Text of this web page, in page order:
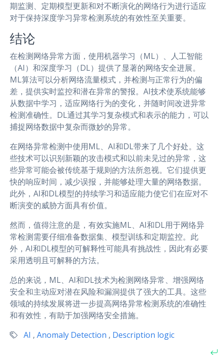
期监测、定期模型更新和对不断演化的网络行为进行适应
对于保持深度学习异常检测系统的有效性至关重要。
结论
在检测网络异常方面，使用机器学习（ML）、人工智能
（AI）和深度学习（DL）提供了显著的网络安全进展。
ML算法可以分析网络流量模式，并检测与正常行为的偏
差，提供实时监控和潜在异常的警报。AI技术使系统能够
从数据中学习，适应网络行为的变化，并随时间改进异常
检测准确性。DL通过其学习复杂模式和表示的能力，可以
捕捉网络数据中复杂而微妙的异常。
在网络异常检测中使用ML、AI和DL带来了几个好处。这
些技术可以识别新颖的攻击模式和以前未见过的异常，这
些异常可能会被传统基于规则的方法所忽视。它们提供更
快的响应时间，减少误报，并能够处理大量的网络数据。
此外，AI和DL模型的持续学习和适应能力使它们在应对不
断演变的威胁方面具有价值。
然而，值得注意的是，有效实施ML、AI和DL用于网络异
常检测需要仔细准备数据集、模型训练和定期监控。此
外，AI和DL模型的可解释性可能具有挑战性，因此有必要
采用透明且可解释的方法。
总的来说，ML、AI和DL技术为检测网络异常、增强网络
安全和主动应对潜在风险和漏洞提供了强大的工具。这些
领域的持续发展将进一步提高网络异常检测系统的准确性
和有效性，有助于加强网络安全措施。
AI , Anomaly Detection , Description logic